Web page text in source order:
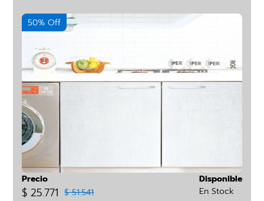
50% Off
Precio
$ 25.771 $ 51.541
Disponible
En Stock